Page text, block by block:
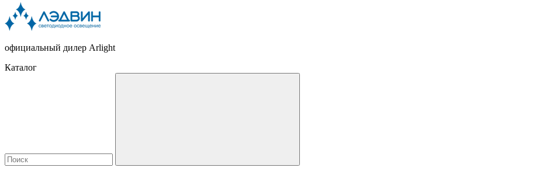
официальный дилер Arlight
Каталог